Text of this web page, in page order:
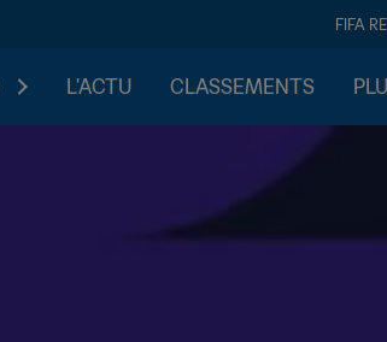
FIFA
L'ACTU CLASSEMENTS